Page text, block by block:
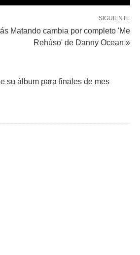
SIGUIENTE
Matando cambia por completo 'Me
Rehúso' de Danny Ocean »
su álbum para finales de mes